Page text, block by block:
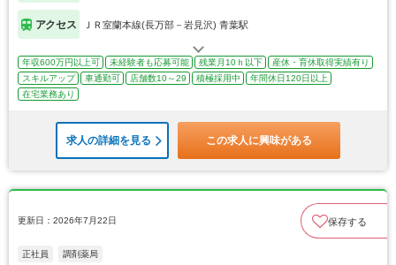
アクセス ＪＲ室蘭本線(長万部－岩見沢) 青葉駅
年収600万円以上可 未経験者も応募可能 残業月10ｈ以下
産休・育休取得実績有り
スキルアップ
車通勤可 店舗数10～29 積極採用中
年間休日120日以上
在宅業務あり
求人の詳細を見る この求人に興味がある
更新日：2026年7月22日 保存する
正社員 調剤薬局